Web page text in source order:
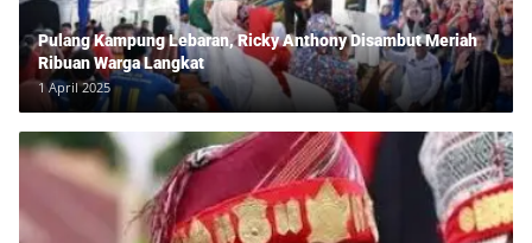
Pulang Kampung Lebaran, Ricky Anthony Disambut Meriah
Ribuan Warga Langkat
1 April 2025